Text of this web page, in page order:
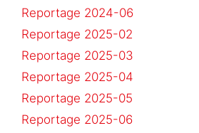
Reportage 2024-06
Reportage 2025-02
Reportage 2025-03
Reportage 2025-04
Reportage 2025-05
Reportage 2025-06